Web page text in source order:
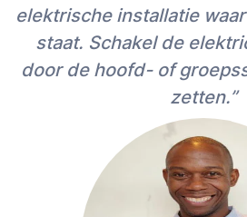
elektrische installatie
staat. Schakel de
door de hoofd- of
zetten.”